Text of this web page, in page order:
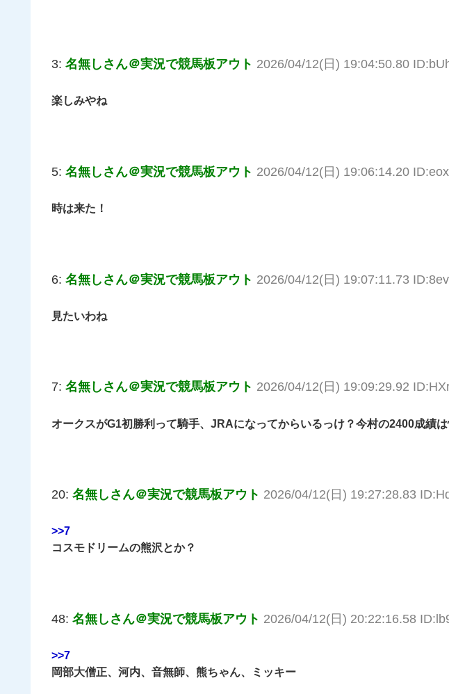
3: 名無しさん＠実況で競馬板アウト 2026/04/12(日) 19:04:50.80
楽しみやね
5: 名無しさん＠実況で競馬板アウト 2026/04/12(日) 19:06:14.20
時は来た！
6: 名無しさん＠実況で競馬板アウト 2026/04/12(日) 19:07:11.73
見たいわね
7: 名無しさん＠実況で競馬板アウト 2026/04/12(日) 19:09:29.92
オークスがG1初勝利って騎手、JRAになってからいるっけ？今村の2400成績
20: 名無しさん＠実況で競馬板アウト 2026/04/12(日) 19:27:28.83
>>7
コスモドリームの熊沢とか？
48: 名無しさん＠実況で競馬板アウト 2026/04/12(日) 20:22:16.58
>>7
岡部大僧正、河内、音無師、熊ちゃん、ミッキー